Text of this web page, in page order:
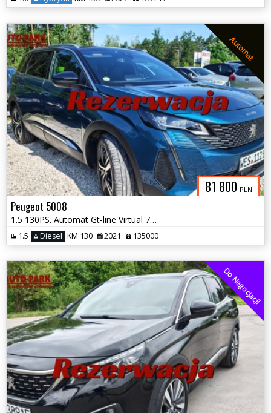
81 800 PLN
Automat
Peugeot 5008
1.5 130PS. Automat Gt-line Virtual 7-osób Full Serwis 2021
1.5 Diesel KM 130 2021 135000
Do Negocjacji